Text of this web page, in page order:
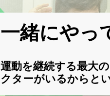
一緒にやっ
運動を継続する最大
クターがいるからと